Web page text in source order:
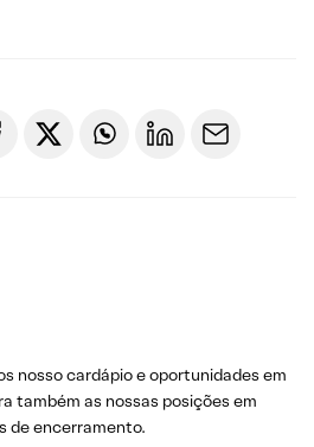
nosso cardápio e oportunidades em
também as nossas posições em
de encerramento.